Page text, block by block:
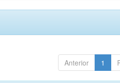
Anterior 1